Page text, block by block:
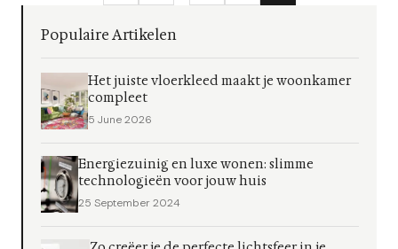
Populaire Artikelen
Het juiste vloerkleed maakt je woonkamer
compleet
5 June 2026
Energiezuinig en luxe wonen: slimme
technologieën voor jouw huis
25 September 2024